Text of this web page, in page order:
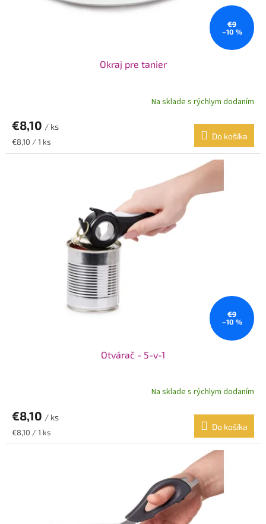
€9
–10 %
Okraj pre tanier
Na sklade s rýchlym dodaním
€8,10 / ks
Jednotková
cena:
€8,10 / 1 ks
Do košíka
€9
–10 %
Otvárač - 5-v-1
Na sklade s rýchlym dodaním
€8,10 / ks
Jednotková
cena:
€8,10 / 1 ks
Do košíka